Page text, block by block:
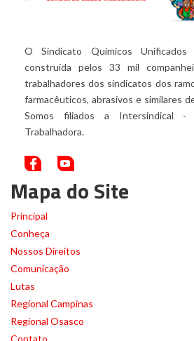
O Sindicato Químicos Unificados
construída pelos 33 mil
trabalhadores dos sindicatos dos
farmacêuticos, abrasivos e similares
Somos filiados a Intersindical -
Trabalhadora.
Mapa do Site
Principal
Conheça
Nossos Direitos
Comunicação
Lutas
Regional Campinas
Regional Osasco